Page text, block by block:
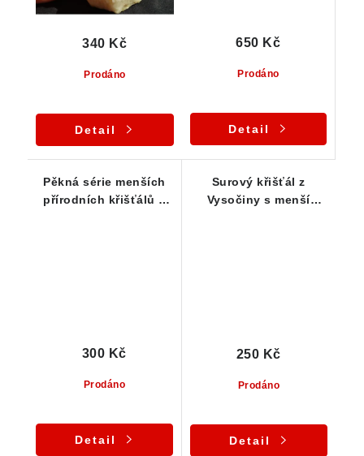
Prodáno
340 Kč
Detail
Prodáno
650 Kč
Detail
Pěkná série menších
přírodních křišťálů s
Prodáno
300 Kč
Detail
Surový křišťál z
Vysočiny s menší
Prodáno
250 Kč
Detail